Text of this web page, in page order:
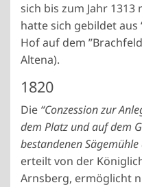
sich bis zum Jahr
hatte sich gebildet aus
Hof auf dem
Altena).
1820
Die “Conzession zur
dem Platz und auf dem
bestandenen
erteilt von der
Arnsberg, ermöglicht